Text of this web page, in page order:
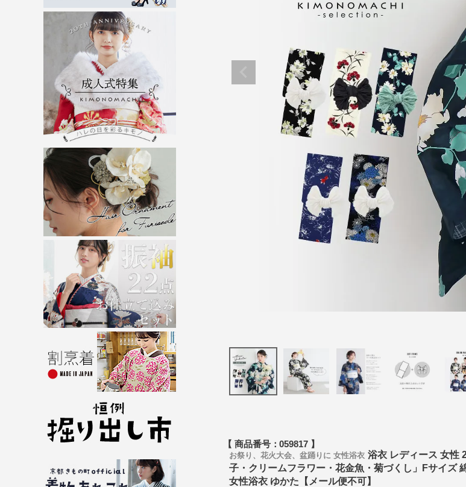
商品番号 059817
お祭り、花火大会、盆踊りに 女性浴衣 浴衣 レディース 女性
子・クリームフラワー・花金魚・菊づくし」Fサイズ
女性浴衣 ゆかた【メール便不可】